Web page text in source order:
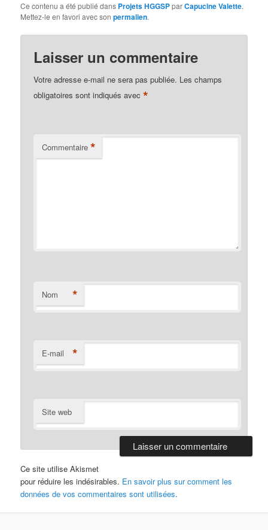
Ce contenu a été publié dans Projets HGGSPparCapucine Valette.
Mettez-le en favori avec sonpermalien.
Laisser un commentaire
Votre adresse e-mail ne sera pas publiée. Les champs
obligatoires sont indiqués avec*
Commentaire *
Nom *
E-mail *
Site web
Ce site utilise Akismet
pour réduire les indésirables. En savoir plus sur comment les
données de vos commentaires sont utilisées.